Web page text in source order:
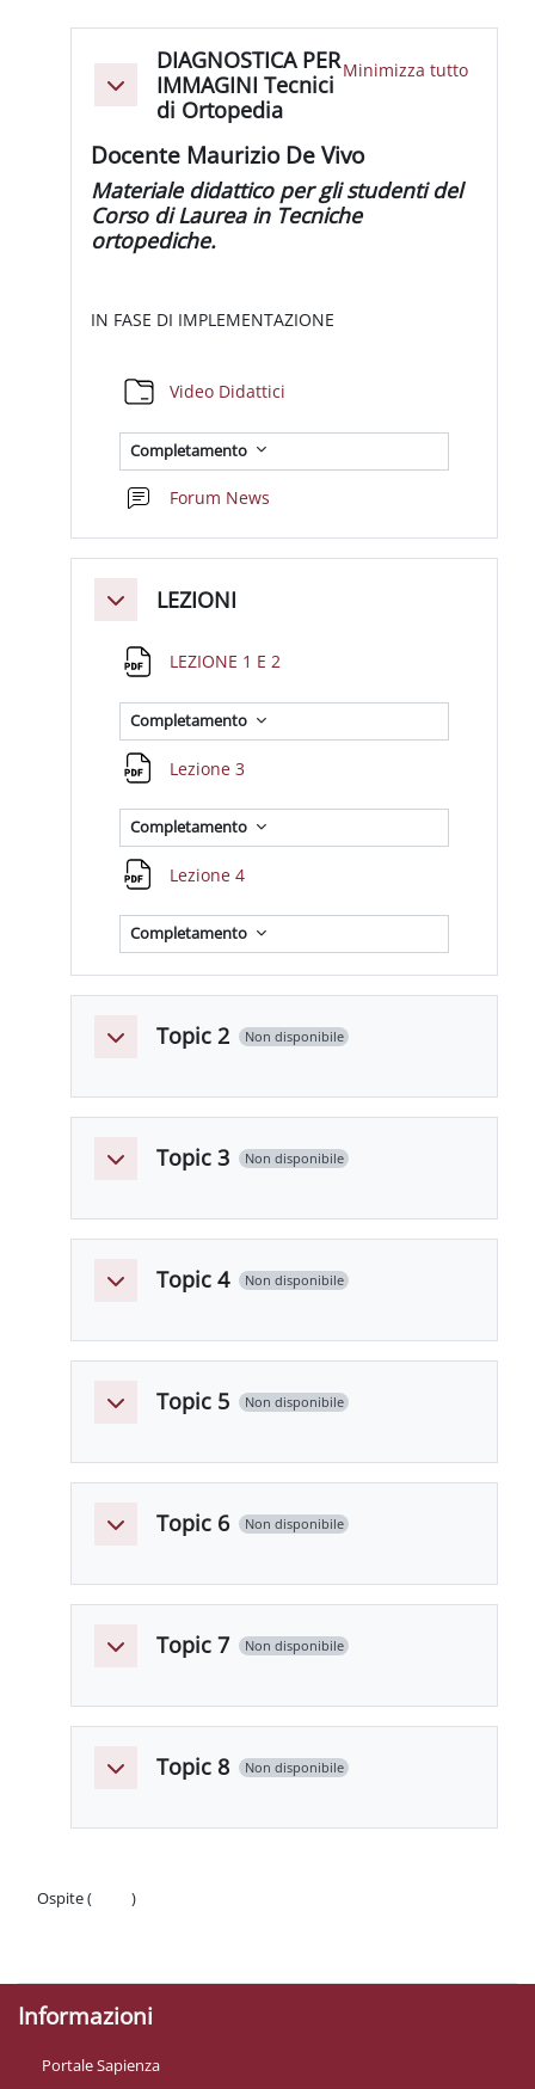
Minimizza
DIAGNOSTICA PER
IMMAGINI Tecnici
di Ortopedia
Minimizza tutto
Docente Maurizio De Vivo
Materiale didattico per gli studenti del
Corso di Laurea in Tecniche
ortopediche.
IN FASE DI IMPLEMENTAZIONE
Video Didattici
Completamento
Forum News
MinimizzaLEZIONI
LEZIONE 1 E 2
Completamento
Lezione 3
Completamento
Lezione 4
Completamento
MinimizzaTopic 2 Non disponibile
MinimizzaTopic 3 Non disponibile
MinimizzaTopic 4 Non disponibile
MinimizzaTopic 5 Non disponibile
MinimizzaTopic 6 Non disponibile
MinimizzaTopic 7 Non disponibile
MinimizzaTopic 8 Non disponibile
Ospite (
)
Informazioni
Portale Sapienza